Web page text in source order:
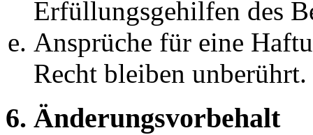
Erfüllungsgehilfen des
Ansprüche für eine
Recht bleiben unberührt.
6. Änderungsvorbehalt